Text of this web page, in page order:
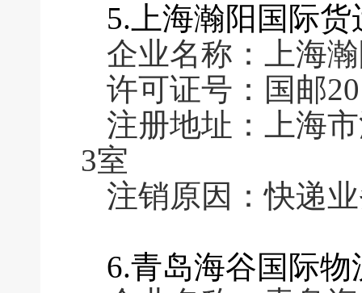
5.上海瀚阳国际
企业名称：上海
许可证号：国邮
注册地址：上海
3室
注销原因：快递
6.青岛海谷国际